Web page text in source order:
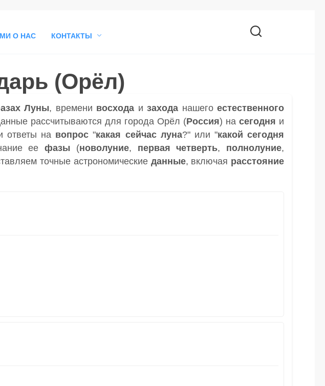
О НАС КОНТАКТЫ
(Орёл)
Луны, времени восхода изахода нашегоестественного
рассчитываются для города Орёл (Россия) насегодня и
ответы на вопрос "какая сейчас луна?" или "какой сегодня
еефазы (новолуние, первая четверть, полнолуние,
точные астрономические данные, включая расстояние